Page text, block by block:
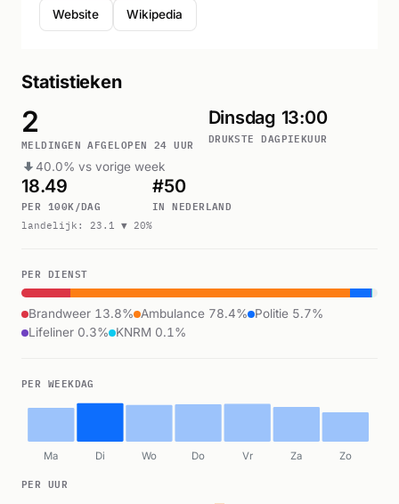
Website Wikipedia
Statistieken
2
MELDINGEN AFGELOPEN 24 UUR
40.0% vs vorige week
Dinsdag
DRUKSTE DAG
13:00
PIEKUUR
18.49
PER 100K/DAG
landelijk: 23.1 ▼ 20%
#50
IN NEDERLAND
PER DIENST
Brandweer 13.8% Ambulance 78.4%
Politie 5.7%
Lifeliner 0.3%
KNRM 0.1%
PER WEEKDAG
Ma Di Wo Do Vr Za Zo
PER UUR